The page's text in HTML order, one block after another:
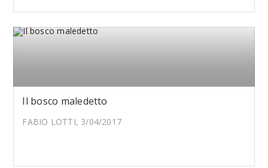
Il bosco maledetto
FABIO LOTTI, 3/04/2017